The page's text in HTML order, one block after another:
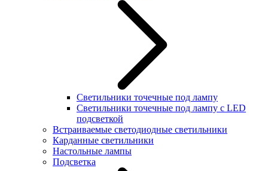
Светильники точечные под лампу
Светильники точечные под лампу с LED
подсветкой
Встраиваемые светодиодные светильники
Карданные светильники
Настольные лампы
Подсветка